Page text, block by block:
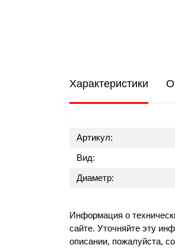
Характеристики
Артикул:
Вид:
Диаметр:
Информация о
сайте. Уточняйте эту
описании, пожалуйста,